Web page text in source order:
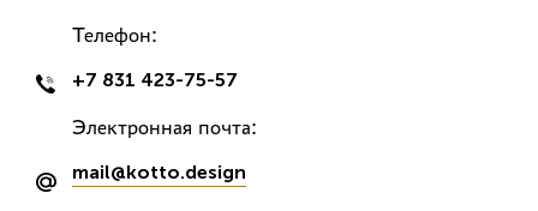
Телефон:
+7 831 423-75-57
Электронная почта:
mail@kotto.design